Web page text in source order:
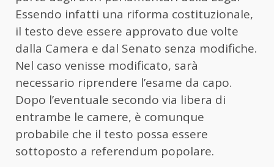
Essendo infatti una riforma costituzionale,
il testo deve essere approvato due volte
dalla Camera e dal Senato senza modifiche.
Nel caso venisse modificato, sarà
necessario riprendere l’esame da capo.
Dopo l’eventuale secondo via libera di
entrambe le camere, è comunque
probabile che il testo possa essere
sottoposto a referendum popolare.